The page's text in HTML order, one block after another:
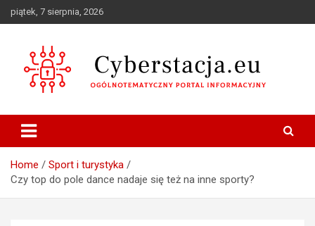
Skip
to
piątek, 7 sierpnia, 2026
Cyberstacja.eu
Home
Sport i turystyka
Czy top do pole dance nadaje się też na inne sporty?